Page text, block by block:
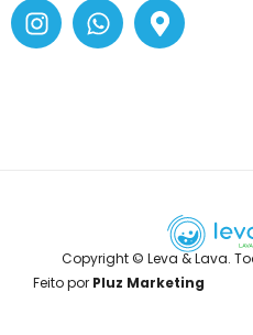
Copyright © Leva & Lava.
Feito por Pluz Marketing